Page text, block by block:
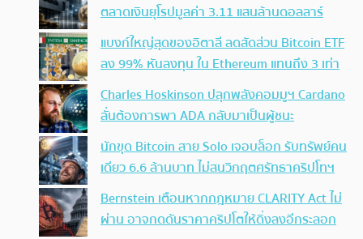
ตลาดเงินยุโรปมูลค่า 3.11 แสนล้านดอลลาร์
แบงก์ใหญ่สุดของอิตาลี ลดสัดส่วน Bitcoin ETF
ลง 99% หันลงทุน ใน Ethereum แทนถึง 3 เท่า
Charles Hoskinson ปลุกพลังคอมมูฯ Cardano
ลั่นต้องการพา ADA กลับมาเป็นผู้ชนะ
นักขุด Bitcoin สาย Solo เจอบล็อก รับทรัพย์คน
เดียว 6.6 ล้านบาท ไม่สนวิกฤตศรัทธาคริปโทฯ
Bernstein เตือนหากกฎหมาย CLARITY Act ไม่
ผ่าน อาจกดดันราคาคริปโตให้ดิ่งลงอีกระลอก